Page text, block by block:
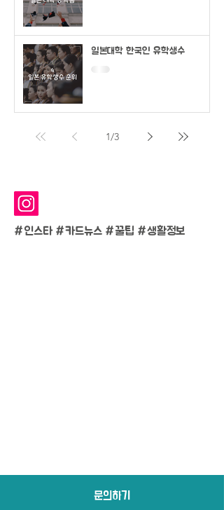
일본대학 한국인 유학생수
1/3
#인스타 #카드뉴스 #꿀팁 #생활정보
문의하기